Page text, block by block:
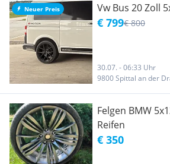
Neuer Preis Vw Bus 20 Zoll
€ 799€ 800
30.07. - 06:33 Uhr
9800 Spittal an der
Felgen BMW
Reifen
€ 350